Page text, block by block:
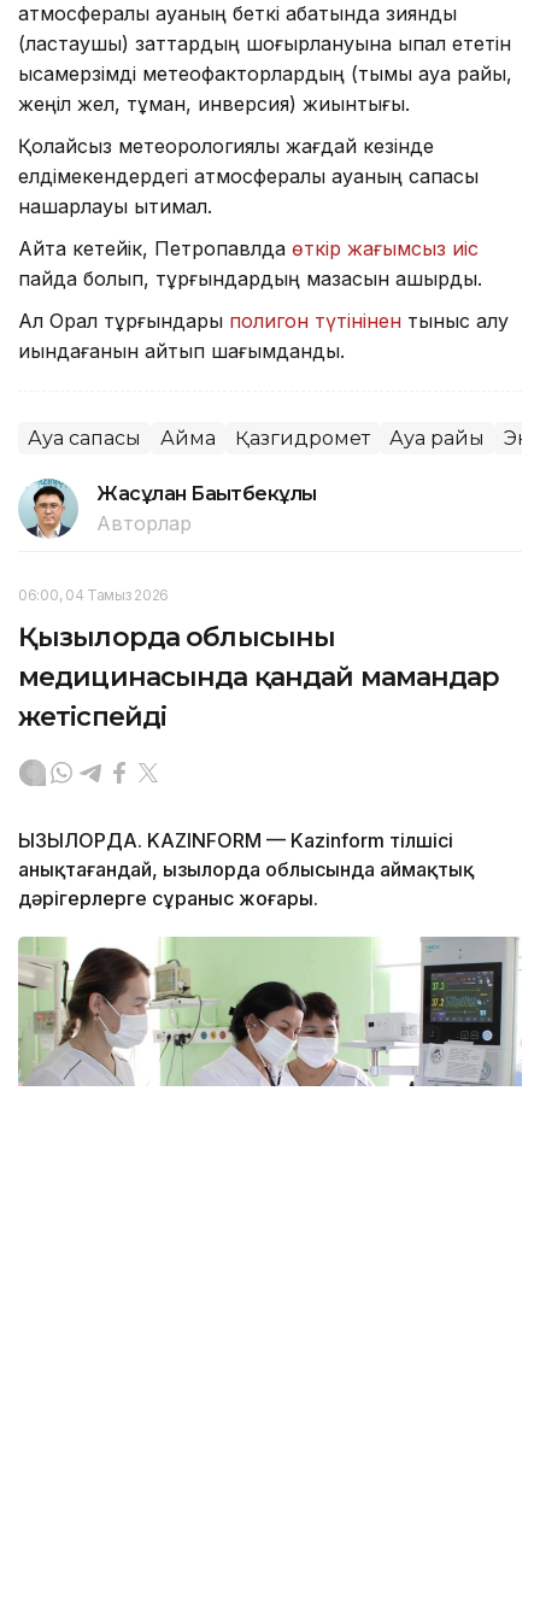
атмосфералық ауаның беткі қабатында зиянды
(ластаушы) заттардың шоғырлануына ықпал ететін
қысқамерзімді метеофакторлардың (тымық ауа райы,
жеңіл жел, тұман, инверсия) жиынтығы.
Қолайсыз метеорологиялық жағдай кезінде
елдімекендердегі атмосфералық ауаның сапасы
нашарлауы ықтимал.
Айта кетейік, Петропавлда өткір жағымсыз иіс
пайда болып, тұрғындардың мазасын қашырды.
Ал Орал тұрғындары полигон түтінінен тыныс алу
қиындағанын айтып шағымданды.
Ауа сапасы Аймақ Қазгидромет Ауа райы
Жасұлан Бақытбекұлы
Авторлар
06:00, 04 Тамыз 2026
Қызылорда облысының
медицинасында қандай мамандар
жетіспейді
ҚЫЗЫЛОРДА. KAZINFORM — Kazinform тілшісі
анықтағандай, Қызылорда облысында аймақтық
дәрігерлерге сұраныс жоғары.